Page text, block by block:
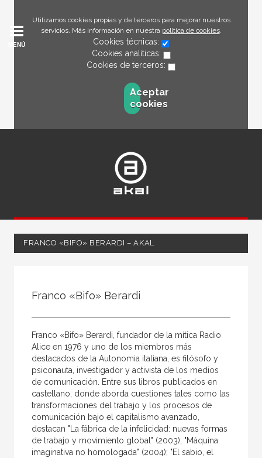
Utilizamos cookies propias y de terceros para mejorar nuestros
servicios. Más información en nuestra política de cookies.
Cookies técnicas:
Cookies analíticas:
Cookies de terceros:
Aceptar
cookies
MENÚ
FRANCO «BIFO» BERARDI – AKAL
Coordinador
Editor
Editora
Escritor
Escritora
Ilustrador
Franco «Bifo» Berardi
Franco «Bifo» Berardi, fundador de la mítica Radio
Alice en 1976 y uno de los miembros más
destacados de la Autonomia italiana, es filósofo y
psiconauta, investigador y activista de los medios
de comunicación. Entre sus libros publicados en
castellano, donde aborda cuestiones tales como las
transformaciones del trabajo y los procesos de
comunicación bajo el capitalismo avanzado,
destacan "La fábrica de la infelicidad: nuevas formas
de trabajo y movimiento global" (2003); "Máquina
imaginativa no homologada" (2004); "El sabio, el